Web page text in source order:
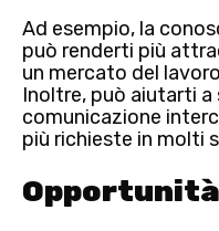
Ad esempio, la
può renderti più
un mercato del
Inoltre, può aiutarti a
comunicazione
più richieste in molti